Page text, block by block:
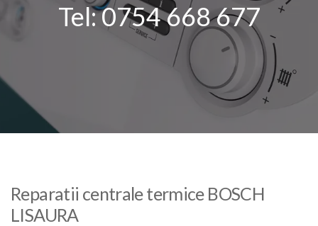
Tel: 0754 668 677
Reparatii centrale termice BOSCH
LISAURA